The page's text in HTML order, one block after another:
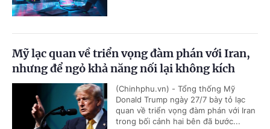
Mỹ lạc quan về triển vọng đàm phán với Iran,
nhưng để ngỏ khả năng nối lại không kích
(Chinhphu.vn) - Tổng thống Mỹ
Donald Trump ngày 27/7 bày tỏ lạc
quan về triển vọng đàm phán với Iran
trong bối cảnh hai bên đã bước...